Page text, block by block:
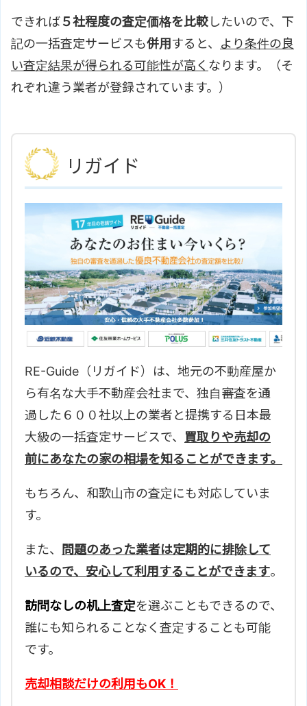
できれば５社程度の査定価格を比較したいので、下
記の一括査定サービスも併用 すると、 より条件の良
い査定結果が得られる可能性が高く なります。（そ
れぞれ違う業者が登録されています。）
リガイド
RE-Guide（リガイド）は、地元の不動産屋か
ら有名な大手不動産会社まで、独自審査を通
過した６００社以上の業者と提携する日本最
大級の一括査定サービスで、 買取りや売却の
前にあなたの家の相場を知ることができます。
もちろん、 和歌山市の査定にも対応していま
す。
また、
問題のあった業者は定期的に排除して
いるので、安心して利用することができます。
訪問なしの机上査定を選ぶこともできるので、
誰にも知られることなく査定することも可能
です。
売却相談だけの利用もOK！